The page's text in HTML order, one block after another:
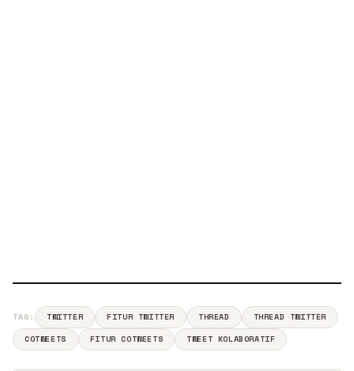
TAG: TWITTER FITUR TWITTER THREAD
THREAD TWITTER
COTWEETS
FITUR COTWEETS TWEET KOLABORATIF